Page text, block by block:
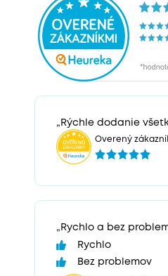
„Rýchle dodanie
Overený
„Rychlo a bez
Rychlo
Bez problemov